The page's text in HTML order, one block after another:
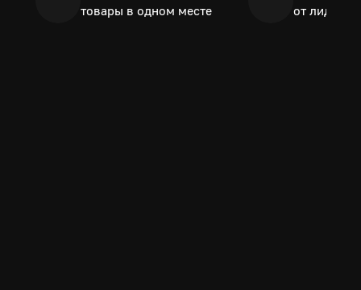
товары в одном месте
от лидера